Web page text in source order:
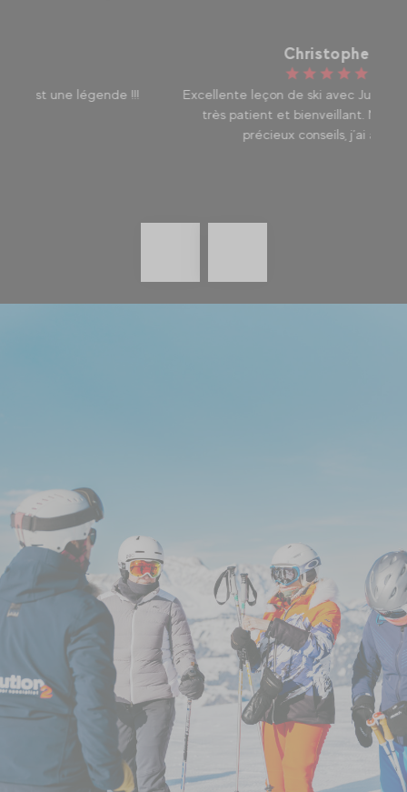
Excellente leçon de ski avec Julien, un moniteur
très patient et bienveillant. Merci pour les
précieux conseils, j’ai adoré !